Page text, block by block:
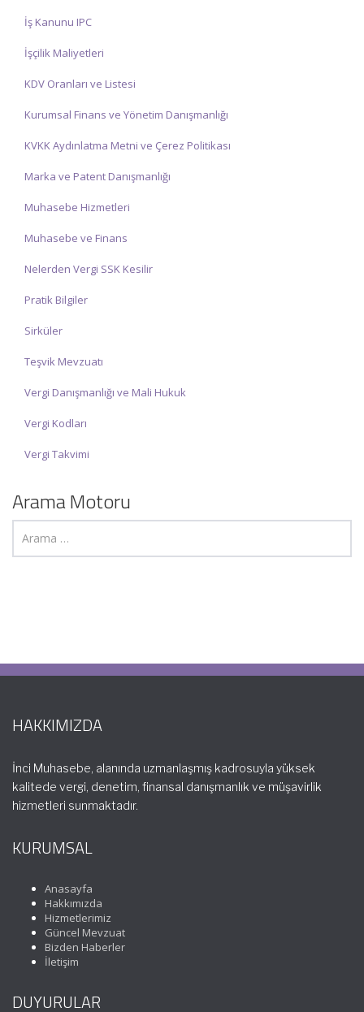
İş Kanunu IPC
İşçilik Maliyetleri
KDV Oranları ve Listesi
Kurumsal Finans ve Yönetim Danışmanlığı
KVKK Aydınlatma Metni ve Çerez Politikası
Marka ve Patent Danışmanlığı
Muhasebe Hizmetleri
Muhasebe ve Finans
Nelerden Vergi SSK Kesilir
Pratik Bilgiler
Sirküler
Teşvik Mevzuatı
Vergi Danışmanlığı ve Mali Hukuk
Vergi Kodları
Vergi Takvimi
Arama Motoru
HAKKIMIZDA
İnci Muhasebe, alanında uzmanlaşmış kadrosuyla yüksek
kalitede vergi, denetim, finansal danışmanlık ve müşavirlik
hizmetleri sunmaktadır.
KURUMSAL
Anasayfa
Hakkımızda
Hizmetlerimiz
Güncel Mevzuat
Bizden Haberler
İletişim
DUYURULAR